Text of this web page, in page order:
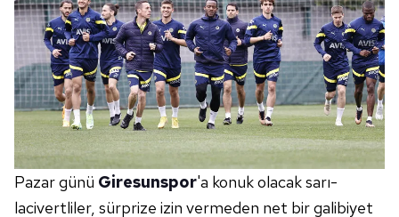
Pazar günü Giresunspor'a konuk olacak sarı-
lacivertliler, sürprize izin vermeden net bir galibiyet